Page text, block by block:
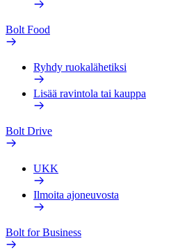
Bolt Food
Ryhdy ruokalähetiksi
Lisää ravintola tai kauppa
Bolt Drive
UKK
Ilmoita ajoneuvosta
Bolt for Business